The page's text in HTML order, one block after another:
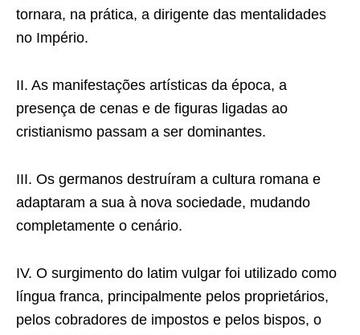
tornara, na prática, a dirigente das mentalidades
no Império.
II. As manifestações artísticas da época, a
presença de cenas e de figuras ligadas ao
cristianismo passam a ser dominantes.
III. Os germanos destruíram a cultura romana e
adaptaram a sua à nova sociedade, mudando
completamente o cenário.
IV. O surgimento do latim vulgar foi utilizado como
língua franca, principalmente pelos proprietários,
pelos cobradores de impostos e pelos bispos, o